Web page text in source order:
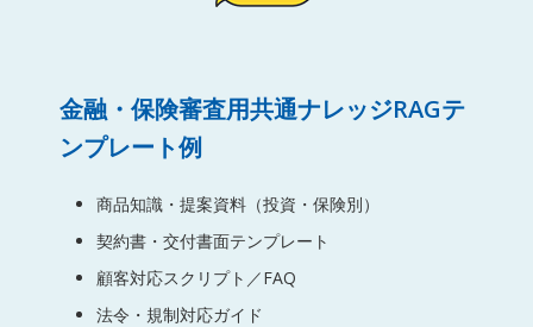
金融・保険審査用共通ナレッジRAGテ
ンプレート例
商品知識・提案資料（投資・保険別）
契約書・交付書面テンプレート
顧客対応スクリプト／FAQ
法令・規制対応ガイド